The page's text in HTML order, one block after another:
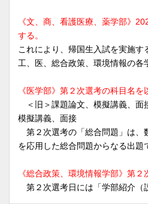
《文、商、看護医療、薬学部》
する。
これにより、帰国生入試を実施す
工、医、総合政策、環境情報の各
《医学部》第２次選考の科目名を
＜旧＞課題論文、模擬講義、
模擬講義、面接
第２次選考の「総合問題」は、
を応用した総合問題からなる出題
《総合政策、環境情報学部》第２
第２次選考日には「学部紹介（